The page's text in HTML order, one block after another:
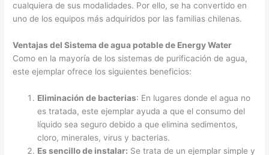
cualquiera de sus modalidades. Por ello, se ha convertido en
uno de los equipos más adquiridos por las familias chilenas.
Ventajas del Sistema de agua potable de Energy Water
Como en la mayoría de los sistemas de purificación de agua,
este ejemplar ofrece los siguientes beneficios:
Eliminación de bacterias: En lugares donde el agua no
es tratada, este ejemplar ayuda a que el consumo del
líquido sea seguro debido a que elimina sedimentos,
cloro, minerales, virus y bacterias.
Es sencillo de instalar: Se trata de un ejemplar simple y